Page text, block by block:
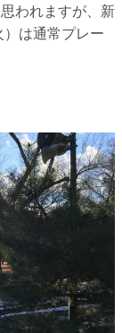
われますが、新
は通常プレー